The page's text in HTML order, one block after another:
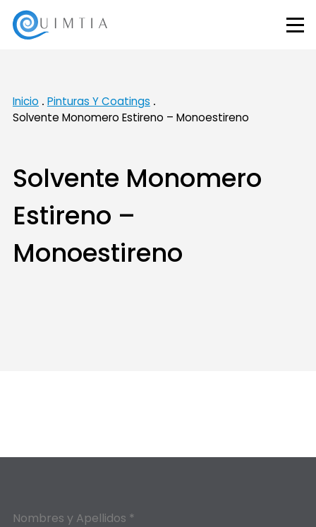
Inicio
Pinturas Y Coatings
Solvente Monomero Estireno – Monoestireno
Solvente Monomero
Estireno –
Monoestireno
Nombres y Apellidos *